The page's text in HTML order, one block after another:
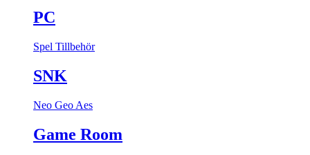
PC
Spel Tillbehör
SNK
Neo Geo Aes
Game Room